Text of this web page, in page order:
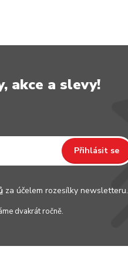
akce a slevy!
Přihlásit se
za účelem rozesílky newsletteru.
dvakrát ročně.